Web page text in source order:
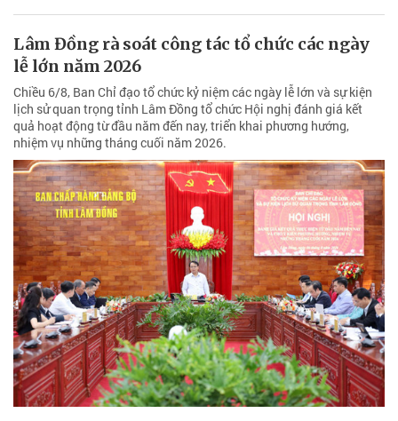
Lâm Đồng rà soát công tác tổ chức các ngày
lễ lớn năm 2026
Chiều 6/8, Ban Chỉ đạo tổ chức kỷ niệm các ngày lễ lớn và sự kiện
lịch sử quan trọng tỉnh Lâm Đồng tổ chức Hội nghị đánh giá kết
quả hoạt động từ đầu năm đến nay, triển khai phương hướng,
nhiệm vụ những tháng cuối năm 2026.